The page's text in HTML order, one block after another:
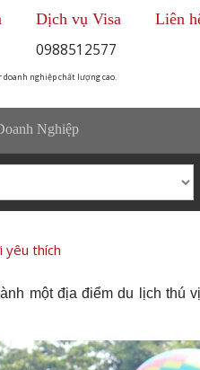
0988512577
nghiệp chất lượng cao.
Dịch vụ Visa Liên
Nghiệp
yêu thích
một địa điểm du lịch thú